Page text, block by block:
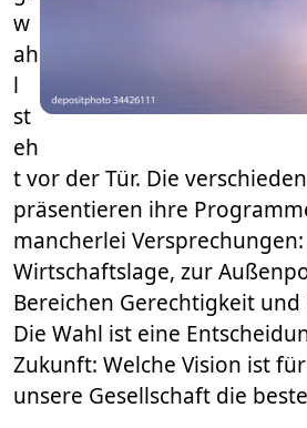
w
ah
l
st
eh
t vor der Tür. Die
präsentieren ihre
mancherlei
Wirtschaftslage, zur
Bereichen Gerechtigkeit
Die Wahl ist eine
Zukunft: Welche Vision ist
unsere Gesellschaft die